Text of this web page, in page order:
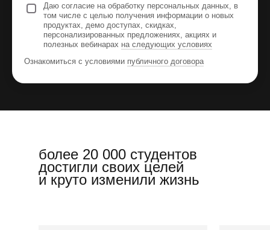
Даю согласие на обработку персональных данных, в
том числе с целью получения информации о новых
продуктах, демо доступах, скидках,
персонализированных предложениях, акциях и
полезных вебинарах на следующих условиях
Ознакомиться с условиями публичного договора
более 20 000 студентов
достигли своих целей
и круто изменили жизнь